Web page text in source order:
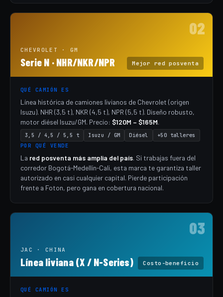
02
CHEVROLET · GM
Serie N · NHR/NKR/NPR Mejor red posventa
QUÉ CAMIÓN ES
Línea histórica de camiones livianos de Chevrolet (origen
Isuzu). NHR (3,5 t), NKR (4,5 t), NPR (5,5 t). Diseño robusto,
motor diésel Isuzu/GM. Precio: $120M – $165M.
3,5 / 4,5 / 5,5 t Isuzu / GM Diésel
+50 talleres
POR QUÉ VENDE
La red posventa más amplia del país. Si trabajas fuera del
corredor Bogotá-Medellín-Cali, esta marca te garantiza taller
autorizado en casi cualquier capital. Pierde participación
frente a Foton, pero gana en cobertura nacional.
03
JAC · CHINA
Línea liviana (X / N-Series) Costo-beneficio
QUÉ CAMIÓN ES